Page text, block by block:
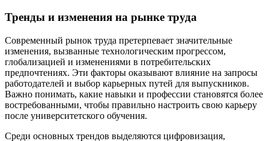
Тренды и изменения на рынке труда
Современный рынок труда претерпевает значительные
изменения, вызванные технологическим прогрессом,
глобализацией и изменениями в потребительских
предпочтениях. Эти факторы оказывают влияние на запросы
работодателей и выбор карьерных путей для выпускников.
Важно понимать, какие навыки и профессии становятся более
востребованными, чтобы правильно настроить свою карьеру
после университетского обучения.
Среди основных трендов выделяются цифровизация,